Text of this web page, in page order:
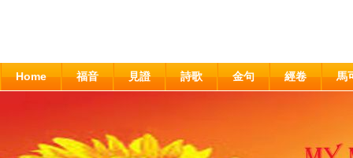
Home 福音 見證 詩歌 金句 經卷 馬